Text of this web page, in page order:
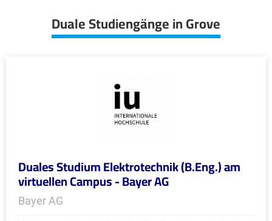
Duale Studiengänge in Grove
Duales Studium Elektrotechnik (B.Eng.) am
virtuellen Campus - Bayer AG
Bayer AG